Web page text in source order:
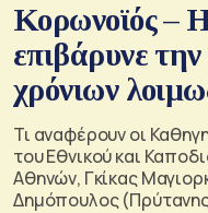
Κορωνοϊός –
επιβάρυνε
χρόνιων
Τι αναφέρουν οι
του Εθνικού και
Αθηνών, Γκίκας
Δημόπουλος